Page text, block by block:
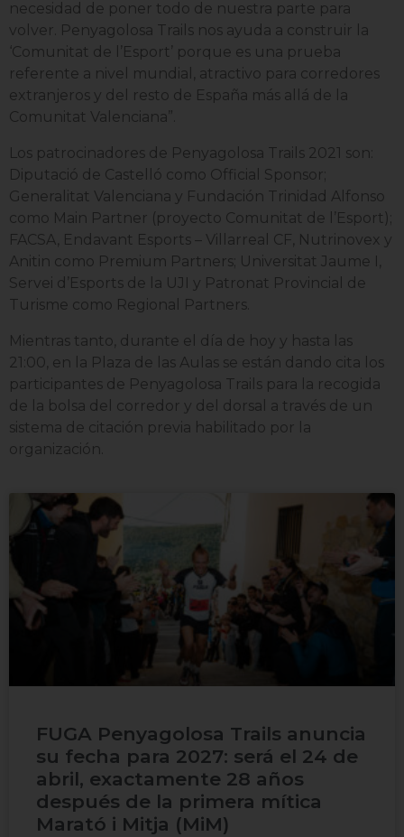
necesidad de poner todo de nuestra parte para
volver. Penyagolosa Trails nos ayuda a construir la
‘Comunitat de l’Esport’ porque es una prueba
referente a nivel mundial, atractivo para corredores
extranjeros y del resto de España más allá de la
Comunitat Valenciana”.
Los patrocinadores de Penyagolosa Trails 2021 son:
Diputació de Castelló como Official Sponsor;
Generalitat Valenciana y Fundación Trinidad Alfonso
como Main Partner (proyecto Comunitat de l’Esport);
FACSA, Endavant Esports – Villarreal CF, Nutrinovex y
Anitin como Premium Partners; Universitat Jaume I,
Servei d’Esports de la UJI y Patronat Provincial de
Turisme como Regional Partners.
Mientras tanto, durante el día de hoy y hasta las
21:00, en la Plaza de las Aulas se están dando cita los
participantes de Penyagolosa Trails para la recogida
de la bolsa del corredor y del dorsal a través de un
sistema de citación previa habilitado por la
organización.
FUGA Penyagolosa Trails anuncia
su fecha para 2027: será el 24 de
abril, exactamente 28 años
después de la primera mítica
Marató i Mitja (MiM)